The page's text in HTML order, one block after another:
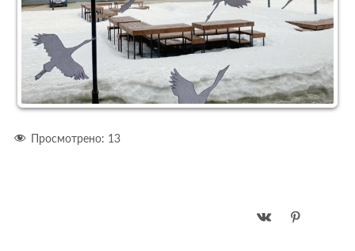
Просмотрено: 13